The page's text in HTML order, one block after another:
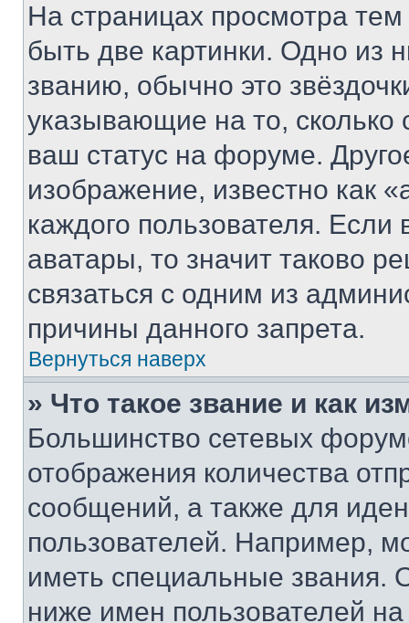
На страницах просмотра
быть две картинки. Одно из
званию, обычно это
указывающие на то,
ваш статус на форуме.
изображение, известно как
каждого пользователя.
аватары, то значит таково
связаться с одним из
причины данного запрета.
Вернуться наверх
» Что такое звание и как
Большинство сетевых
отображения количества
сообщений, а также для
пользователей. Например,
иметь специальные звания.
ниже имен пользователей